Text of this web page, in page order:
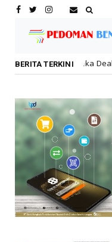
BERITA TERKINI
Hadir, Tukar Hepigo